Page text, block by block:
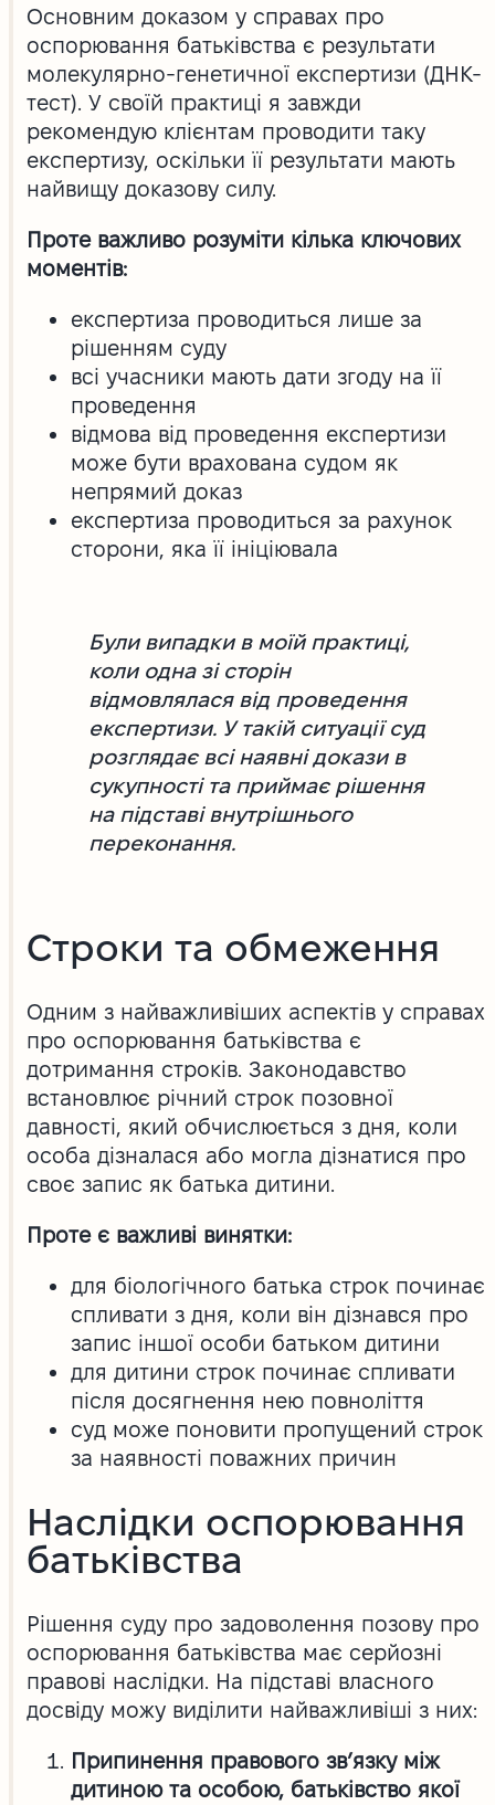
Основним доказом у справах про
оспорювання батьківства є результати
молекулярно-генетичної експертизи (ДНК-
тест). У своїй практиці я завжди
рекомендую клієнтам проводити таку
експертизу, оскільки її результати мають
найвищу доказову силу.
Проте важливо розуміти кілька ключових
моментів:
експертиза проводиться лише за
рішенням суду
всі учасники мають дати згоду на її
проведення
відмова від проведення експертизи
може бути врахована судом як
непрямий доказ
експертиза проводиться за рахунок
сторони, яка її ініціювала
Були випадки в моїй практиці,
коли одна зі сторін
відмовлялася від проведення
експертизи. У такій ситуації суд
розглядає всі наявні докази в
сукупності та приймає рішення
на підставі внутрішнього
переконання.
Строки та обмеження
Одним з найважливіших аспектів у справах
про оспорювання батьківства є
дотримання строків. Законодавство
встановлює річний строк позовної
давності, який обчислюється з дня, коли
особа дізналася або могла дізнатися про
своє запис як батька дитини.
Проте є важливі винятки:
для біологічного батька строк починає
спливати з дня, коли він дізнався про
запис іншої особи батьком дитини
для дитини строк починає спливати
після досягнення нею повноліття
суд може поновити пропущений строк
за наявності поважних причин
Наслідки оспорювання
батьківства
Рішення суду про задоволення позову про
оспорювання батьківства має серйозні
правові наслідки. На підставі власного
досвіду можу виділити найважливіші з них:
Припинення правового зв’язку між
дитиною та особою, батьківство якої